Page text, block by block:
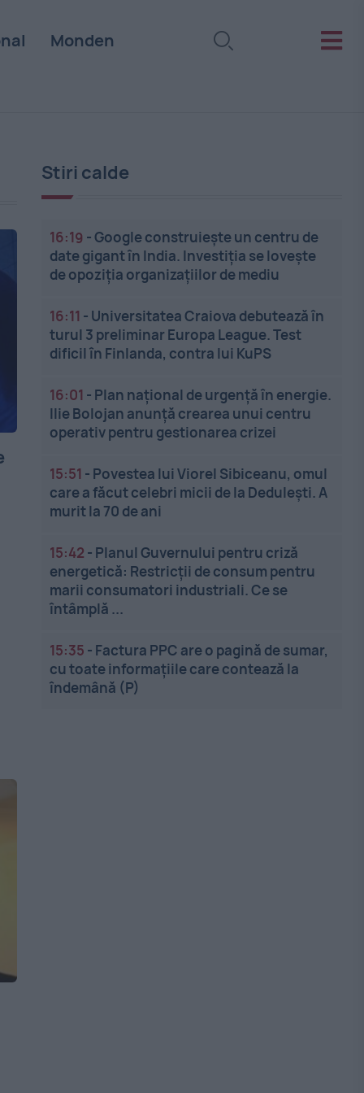
Monden
Stiri calde
16:19 -Google construiește un centru de
date gigant în India. Investiția se lovește
de opoziția organizațiilor de mediu
16:11 - Universitatea Craiova debutează în
turul 3 preliminar Europa League. Test
dificil în Finlanda, contra lui KuPS
16:01 - Plan național de urgență în energie.
Ilie Bolojan anunță crearea unui centru
operativ pentru gestionarea crizei
15:51 - Povestea lui Viorel Sibiceanu, omul
care a făcut celebri micii de la Dedulești. A
murit la 70 de ani
15:42 - Planul Guvernului pentru criză
energetică: Restricții de consum pentru
marii consumatori industriali. Ce se
întâmplă ...
15:35 - Factura PPC are o pagină de sumar,
cu toate informațiile care contează la
îndemână (P)